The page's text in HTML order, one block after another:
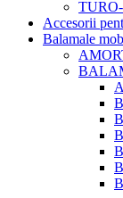
Accesorii
Balamale